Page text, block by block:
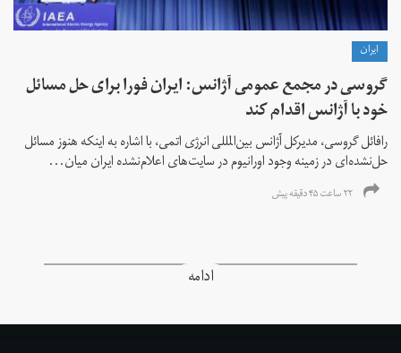
ايران
گروسی در مجمع عمومی آژانس: ایران فورا برای حل مسائل
خود با آژانس اقدام کند
رافائل گروسی، مدیرکل آژانس بین‌المللی انرژی اتمی، با اشاره به اینکه هنوز مسائل
حل‌نشده‌ای در زمینه وجود اورانیوم در سایت‌های اعلام‌نشده ایران میان...
۲۲ ساعت ۴۵ دقیقه پیش
ادامه